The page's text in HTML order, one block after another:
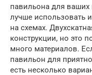
павильона для ваших
лучше использовать
на схемах.
конструкции, но это
много материалов.
павильон для
есть несколько